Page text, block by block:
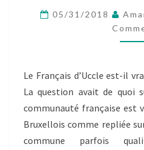
05/31/2018
Le Français d’Uccle est-il
La question avait de quoi
communauté française est
Bruxellois comme repliée
commune parfois